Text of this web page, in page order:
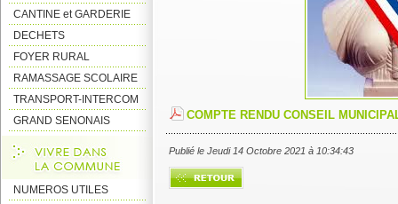
CANTINE et GARDERIE
DECHETS
FOYER RURAL
RAMASSAGE SCOLAIRE
TRANSPORT-INTERCOM
GRAND SENONAIS
NUMEROS UTILES
COMPTE RENDU CONSEIL
Publié le Jeudi 14 Octobre 2021 à 10:34:43